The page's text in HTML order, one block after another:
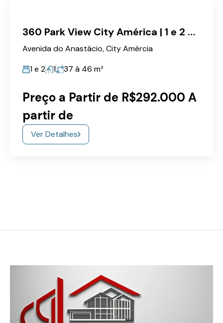
360 Park View City América | 1 e 2 Dorms 37m à 46m² c/ Vaga
Avenida do Anastácio, City Amércia
1 e 2
1 37 à 46 m²
Preço a Partir de R$292.000 A
partir de
Ver Detalhes